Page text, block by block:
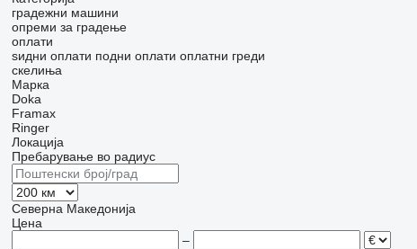
градежни машини
опреми за градење
оплати
ѕидни оплати подни оплати оплатни греди
скелиња
Марка
Doka
Framax
Ringer
Локација
Пребарување во радиус
Северна Македонија
Цена
–